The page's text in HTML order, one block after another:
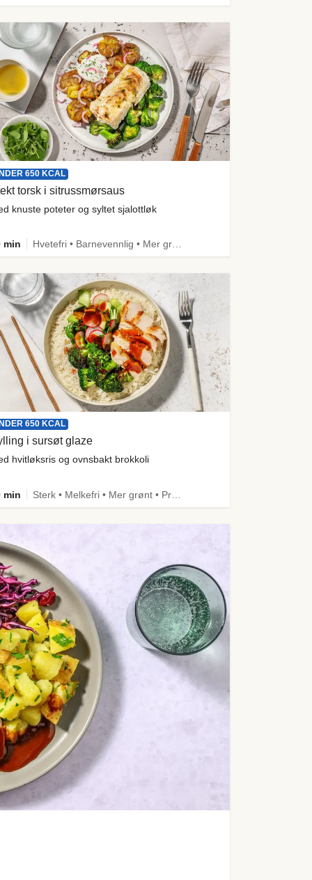
650 KCAL
torsk i sitrussmørsaus
knuste poteter og syltet sjalottløk
min Hvetefri • Barnevennlig • Mer grønt • Proteinrik • Under 50g karbo • Under 650 kcal • Kilde til fiber
650 KCAL
i sursøt glaze
hvitløksris og ovnsbakt brokkoli
min Sterk • Melkefri • Mer grønt • Proteinrik • Under 650 kcal